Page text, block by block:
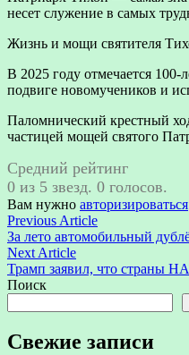
несет служение в самых
Жизнь и мощи святителя
В 2025 году отмечается
подвиге новомучеников и
Паломнический крестный
частицей мощей святого
Средний рейтинг
0 из 5 звезд. 0 голосов.
Вам нужно авторизироваться
Навигация
по
записям
Previous ArticlePrevious
article:
За лето автомобильный
Next ArticleNext
article:
Трамп заявил, что страны
Поиск
Свежие записи